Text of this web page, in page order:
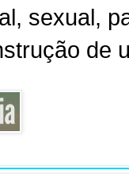
sexual,
de